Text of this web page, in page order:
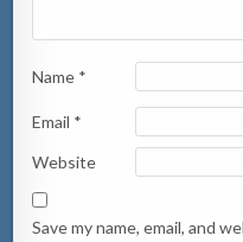
Name *
Email *
Website
Save my name, email, and